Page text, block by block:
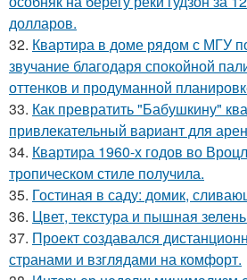
долларов.
32. Квартира в доме рядом с МГУ
звучание благодаря спокойной
оттенков и продуманной
33. Как превратить "Бабушкину"
привлекательный вариант для
34. Квартира 1960-х годов во
тропическом стиле получила.
35. Гостиная в саду: домик,
36. Цвет, текстура и пышная
37. Проект создавался
странами и взглядами на комфорт.